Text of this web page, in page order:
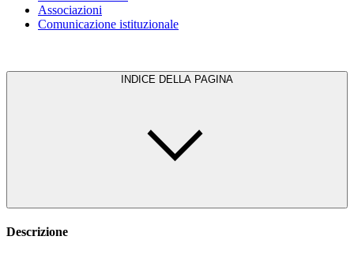
Associazioni
Comunicazione istituzionale
INDICE DELLA PAGINA
Descrizione